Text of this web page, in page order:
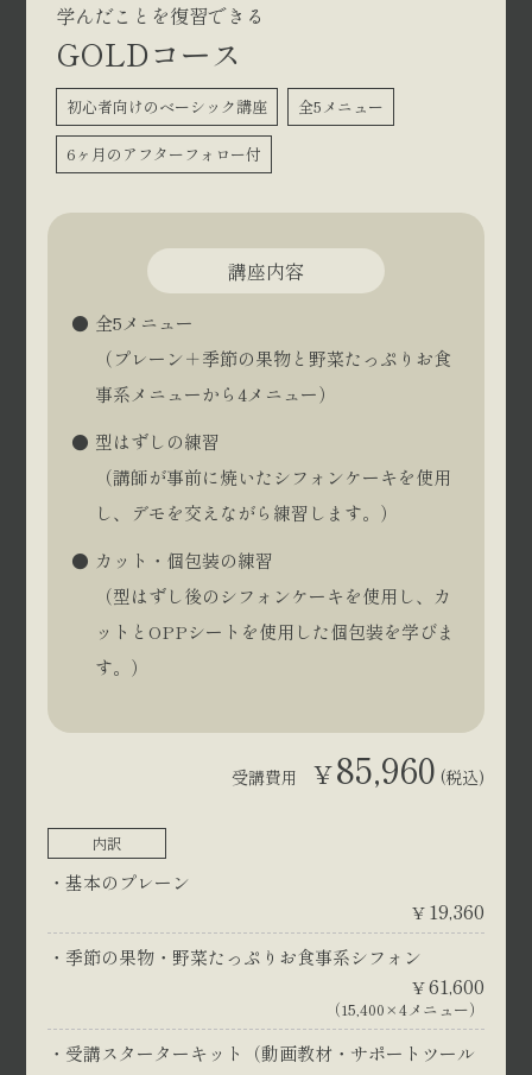
学んだことを復習できる
GOLDコース
初心者向けのベーシック講座 全5メニュー
6ヶ月のアフターフォロー付
講座内容
全5メニュー
（プレーン＋季節の果物と野菜たっぷりお食
事系メニューから4メニュー）
型はずしの練習
（講師が事前に焼いたシフォンケーキを使用
し、デモを交えながら練習します。）
カット・個包装の練習
（型はずし後のシフォンケーキを使用し、カ
ットとOPPシートを使用した個包装を学びま
す。）
受講費用 ¥85,960 (税込)
内訳
基本のプレーン
¥ 19,360
季節の果物・野菜たっぷりお食事系シフォン
¥61,600
（15,400×4メニュー）
受講スターターキット（動画教材・サポートツール